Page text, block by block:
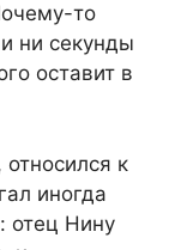
то
ни секунды
оставит в
к
иногда
отец Нину